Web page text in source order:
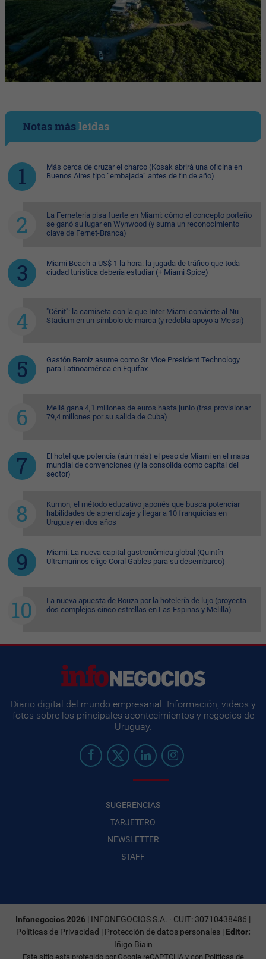
Notas másleídas
Más cerca de cruzar el charco (Kosak abrirá una oficina en
Buenos Aires tipo “embajada” antes de fin de año)
La Fernetería pisa fuerte en Miami: cómo el concepto porteño
se ganó su lugar en Wynwood (y suma un reconocimiento
clave de Fernet-Branca)
Miami Beach a US$ 1 la hora: la jugada de tráfico que toda
ciudad turística debería estudiar (+ Miami Spice)
"Cénit": la camiseta con la que Inter Miami convierte al Nu
Stadium en un símbolo de marca (y redobla apoyo a Messi)
Gastón Beroiz asume como Sr. Vice President Technology
para Latinoamérica en Equifax
Meliá gana 4,1 millones de euros hasta junio (tras provisionar
79,4 millones por su salida de Cuba)
El hotel que potencia (aún más) el peso de Miami en el mapa
mundial de convenciones (y la consolida como capital del
sector)
Kumon, el método educativo japonés que busca potenciar
habilidades de aprendizaje y llegar a 10 franquicias en
Uruguay en dos años
Miami: La nueva capital gastronómica global (Quintín
Ultramarinos elige Coral Gables para su desembarco)
La nueva apuesta de Bouza por la hotelería de lujo (proyecta
dos complejos cinco estrellas en Las Espinas y Melilla)
Diario digital del mundo empresarial. Información, videos y
fotos sobre los principales acontecimientos y negocios de
Uruguay.
SUGERENCIAS
TARJETERO
NEWSLETTER
STAFF
Infonegocios 2026 | INFONEGOCIOS S.A. · CUIT: 30710438486 |
Políticas de Privacidad | Protección de datos personales| Editor:
Iñigo Biain
Este sitio esta protegido por Google reCAPTCHA y con Políticas de